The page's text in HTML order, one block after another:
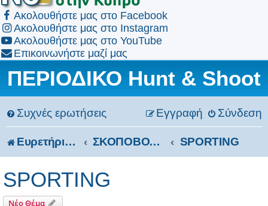
Ακολουθήστε μας στο Facebook
Ακολουθήστε μας στο Instagram
Ακολουθήστε μας στο YouTube
Επικοινωνήστε μαζί μας
ΠΕΡΙΟΔΙΚΟ Hunt & Shoot
Συχνές ερωτήσεις Σύνδεση
Εγγραφή
Ευρετήριο Δ. Συζήτησης ΣΚΟΠΟΒΟΛΗ SPORTING
SPORTING
Νέο Θέμα